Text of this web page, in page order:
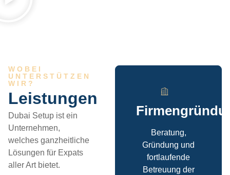
WOBEI
UNTERSTÜTZEN
WIR?
Leistungen
Dubai Setup ist ein
Unternehmen,
welches ganzheitliche
Lösungen für Expats
aller Art bietet.
Beratung,
Gründung und
fortlaufende
Betreuung der